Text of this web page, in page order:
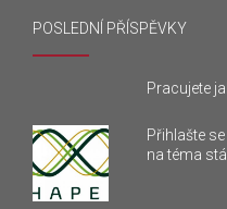
POSLEDNÍ PŘÍSPĚVKY
Pracujete
Přihlašte
na téma